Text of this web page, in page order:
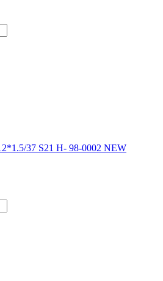
37 S21 H- 98-0002 NEW